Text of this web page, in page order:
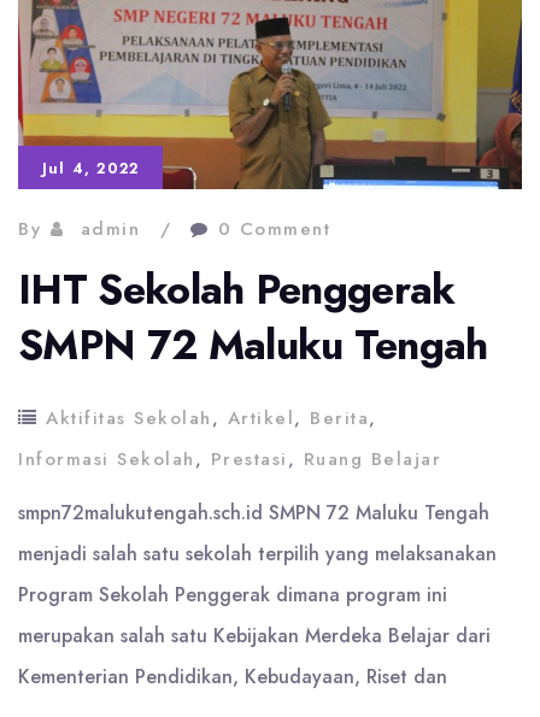
Jul 4, 2022
By admin 0 Comment
IHT Sekolah Penggerak
SMPN 72 Maluku Tengah
Aktifitas Sekolah, Artikel, Berita,
Informasi Sekolah, Prestasi, Ruang Belajar
smpn72malukutengah.sch.id SMPN 72 Maluku Tengah
menjadi salah satu sekolah terpilih yang melaksanakan
Program Sekolah Penggerak dimana program ini
merupakan salah satu Kebijakan Merdeka Belajar dari
Kementerian Pendidikan, Kebudayaan, Riset dan